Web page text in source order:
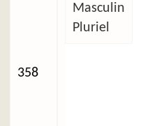
358
Masculin
Pluriel